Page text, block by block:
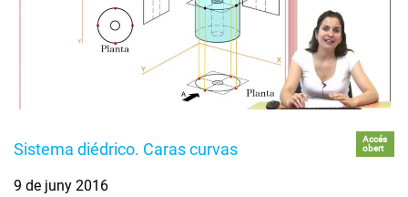
Sistema diédrico. Caras curvas
Accés
obert
9 de juny 2016